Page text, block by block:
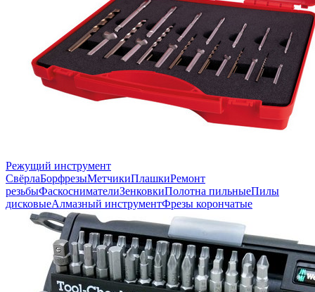
Режущий инструмент
СвёрлаБорфрезыМетчикиПлашкиРемонт
резьбыФаскоснимателиЗенковкиПолотна пильныеПилы
дисковыеАлмазный инструментФрезы корончатые